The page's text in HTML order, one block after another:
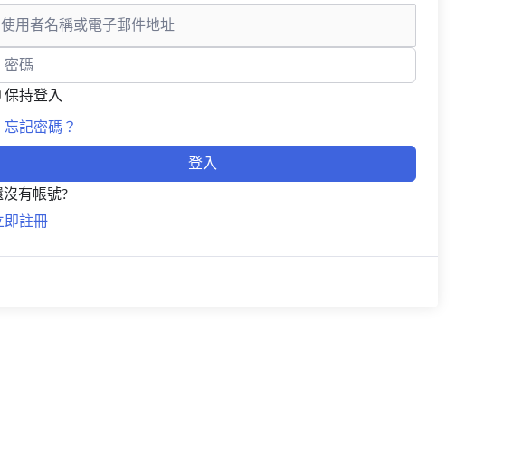
保持登入
忘記密碼？
登入
沒有帳號?
即註冊